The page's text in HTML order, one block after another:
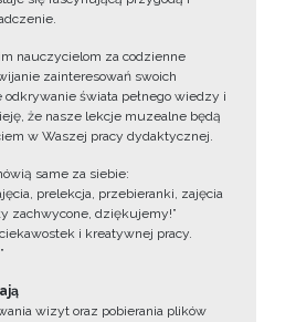
nauczycielom za codzienne
zainteresowań swoich
świata pełnego wiedzy i
że nasze lekcje muzealne będą
w Waszej pracy dydaktycznej.
same za siebie:
prelekcja, przebieranki, zajęcia
zachwycone, dziękujemy!”
i kreatywnej pracy.
wizyt oraz pobierania plików